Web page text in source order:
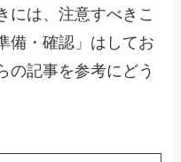
には、注意すべきこ
備・確認」はしてお
の記事を参考にどう